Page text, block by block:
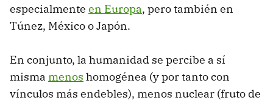
especialmente en Europa, pero también en
Túnez, México o Japón.
En conjunto, la humanidad se percibe a sí
misma menos homogénea (y por tanto con
vínculos más endebles), menos nuclear (fruto de